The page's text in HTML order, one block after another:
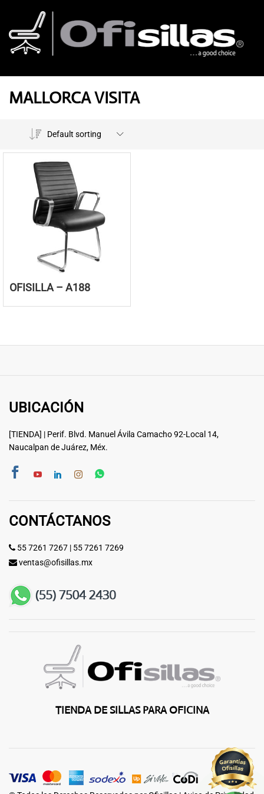
MALLORCA VISITA
Default sorting
OFISILLA – A188
UBICACIÓN
[TIENDA] | Perif. Blvd. Manuel Ávila Camacho 92-Local 14,
Naucalpan de Juárez, Méx.
CONTÁCTANOS
55 7261 7267 | 55 7261 7269
ventas@ofisillas.mx
TIENDA DE SILLAS PARA OFICINA